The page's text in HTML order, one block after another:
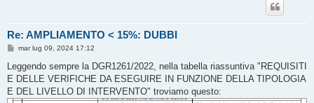
Re: AMPLIAMENTO < 15%: DUBBI
M
s
s
a
g
g
mar lug 09, 2024 17:12
Leggendo sempre la DGR1261/2022, nella tabella riassuntiva "REQUISITI
E DELLE VERIFICHE DA ESEGUIRE IN FUNZIONE DELLA TIPOLOGIA
E DEL LIVELLO DI INTERVENTO" troviamo questo: